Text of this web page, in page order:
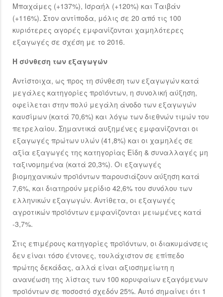
Μπαχάμες (+137%), Ισραήλ (+120%) και Ταιβάν
(+116%). Στον αντίποδα, μόλις σε 20 από τις 100
κυριότερες αγορές εμφανίζονται χαμηλότερες
εξαγωγές σε σχέση με το 2016.
Η σύνθεση των εξαγωγών
Αντίστοιχα, ως προς τη σύνθεση των εξαγωγών κατά
μεγάλες κατηγορίες προϊόντων, η συνολική αύξηση,
οφείλεται στην πολύ μεγάλη άνοδο των εξαγωγών
καυσίμων (κατά 70,6%) και λόγω των διεθνών τιμών του
πετρελαίου. Σημαντικά αυξημένες εμφανίζονται οι
εξαγωγές πρώτων υλών (41,8%) και οι χαμηλές σε
αξία εξαγωγές της κατηγορίας Είδη & συναλλαγές μη
ταξινομημένα (κατά 20,3%). Οι εξαγωγές
βιομηχανικών προϊόντων παρουσιάζουν αύξηση κατά
7,6%, και διατηρούν μερίδιο 42,6% του συνόλου των
ελληνικών εξαγωγών. Αντίθετα, οι εξαγωγές
αγροτικών προϊόντων εμφανίζονται μειωμένες κατά
-3,7%.
Στις επιμέρους κατηγορίες προϊόντων, οι διακυμάνσεις
δεν είναι τόσο έντονες, τουλάχιστον σε επίπεδο
πρώτης δεκάδας, αλλά είναι αξιοσημείωτη η
ανανέωση της λίστας των 100 κορυφαίων εξαγόμενων
προϊόντων σε ποσοστό σχεδόν 25%. Αυτό σημαίνει ότι 1